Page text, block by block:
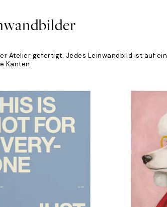
gefertigt. Jedes Leinwandbild ist auf
Kanten.